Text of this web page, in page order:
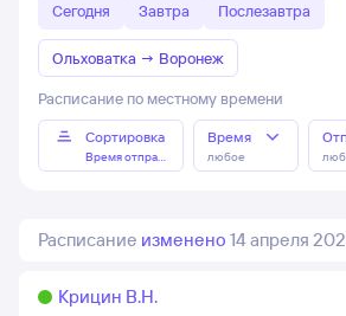
Сегодня Завтра Послезавтра
Ольховатка → Воронеж
Расписание по местному времени
Сортировка
Время отправления
Время
любое
Расписание изменено 14 апреля
Крицин В.Н.